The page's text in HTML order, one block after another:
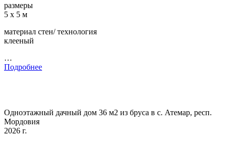
размеры
5 х 5 м
материал стен/ технология
клееный
…
Подробнее
Одноэтажный дачный дом 36 м2 из бруса в с. Атемар, респ.
Мордовия
2026 г.